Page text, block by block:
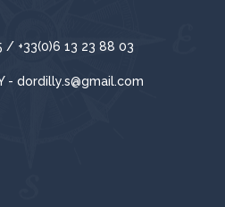
/ +33(0)6 13 23 88 03
- dordilly.s@gmail.com